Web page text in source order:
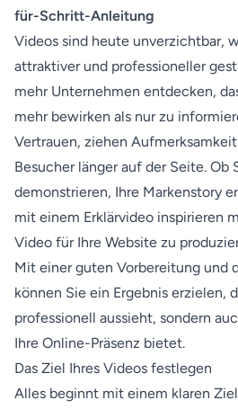
für-Schritt-Anleitung
Videos sind heute unverzichtbar,
attraktiver und professioneller
mehr Unternehmen entdecken,
mehr bewirken als nur zu
Vertrauen, ziehen
Besucher länger auf der Seite. Ob
demonstrieren, Ihre Markenstory
mit einem Erklärvideo inspirieren
Video für Ihre Website zu
Mit einer guten Vorbereitung und
können Sie ein Ergebnis erzielen,
professionell aussieht, sondern
Ihre Online-Präsenz bietet.
Das Ziel Ihres Videos festlegen
Alles beginnt mit einem klaren